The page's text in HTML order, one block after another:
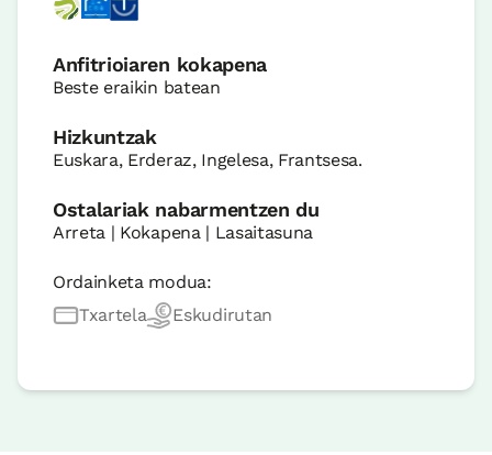
Anfitrioiaren kokapena
Beste eraikin batean
Hizkuntzak
Euskara, Erderaz, Ingelesa, Frantsesa.
Ostalariak nabarmentzen du
Arreta | Kokapena | Lasaitasuna
Ordainketa modua:
Txartela
Eskudirutan